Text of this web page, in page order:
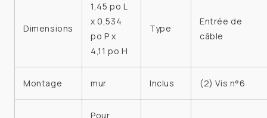
Dimensions
1,45 po L
x 0,534
po P x
4,11 po H
Type
Entrée de
câble
Montage mur Inclus (2) Vis n°6
Pour